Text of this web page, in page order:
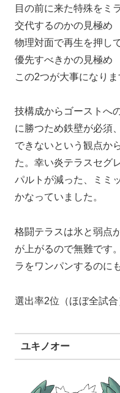
目の前に来た特殊をミ
交代するのかの見極め
物理対面で再生を押し
優先すべきかの見極め
この2つが大事になりま
技構成からゴーストへ
に勝つため鉄壁が必須
できないという観点か
た。幸い炎テラスセグ
パルトが減った、ミミ
かなっていました。
格闘テラスは氷と弱点
が上がるので無難です
ラをワンパンするのに
選出率2位（ほぼ全試合
ユキノオー